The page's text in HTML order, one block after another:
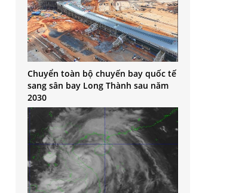
Chuyển toàn bộ chuyến bay quốc tế
sang sân bay Long Thành sau năm
2030